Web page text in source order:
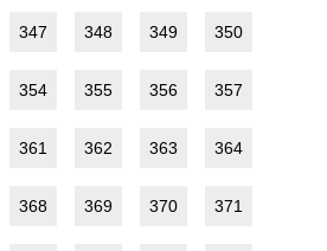
347 348 349 350
354 355 356 357
361 362 363 364
368 369 370 371